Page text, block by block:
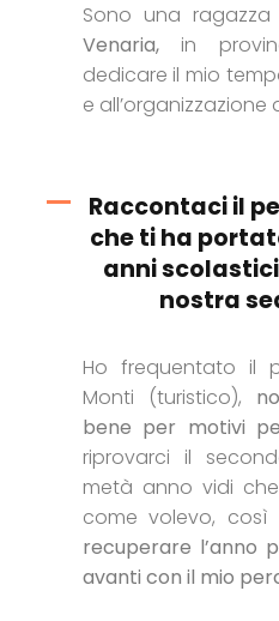
Sono una ragazza
Venaria,in
dedicare il mio
e all’organizzazione
Raccontaci il
che ti ha
anni
nostra
Ho frequentato il
Monti (turistico),
bene per motivi
riprovarci il
metà anno vidi
come volevo, così
recuperare l’anno
avanti con il mio